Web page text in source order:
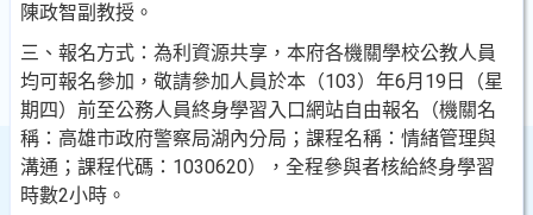
陳政智副教授。
三、報名方式：為利資源共享，本府各機關學校公教人員
均可報名參加，敬請參加人員於本（103）年6月19日（星
期四）前至公務人員終身學習入口網站自由報名（機關名
稱：高雄市政府警察局湖內分局；課程名稱：情緒管理與
溝通；課程代碼：1030620），全程參與者核給終身學習
時數2小時。